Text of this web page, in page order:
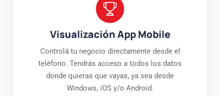
Visualización App Mobile
Controlá tu negocio directamente desde el
teléfono. Tendrás acceso a todos los datos
donde quieras que vayas, ya sea desde
Windows, iOS y/o Android.